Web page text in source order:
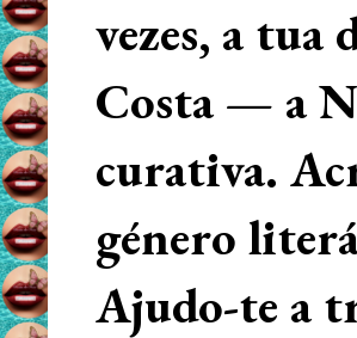
vezes, a tua
Costa — a
curativa.
género
Ajudo-te a